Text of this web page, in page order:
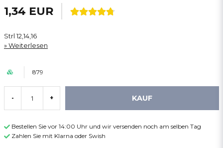
1,34 EUR
Strl 12,14,16
Weiterlesen
879
- + KAUF
Bestellen Sie vor 14:00 Uhr und wir versenden noch am selben Tag
Zahlen Sie mit Klarna oder Swish